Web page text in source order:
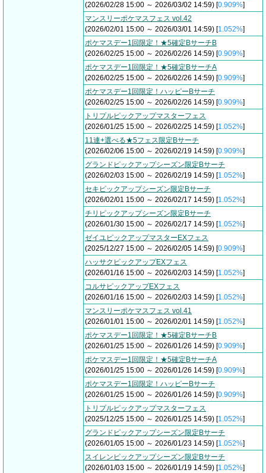
(2026/02/28 15:00 ～ 2026/03/02 14:59) [0.909%]
マンスリーポケマスフェス vol.42
(2026/02/01 15:00 ～ 2026/03/01 14:59) [1.052%]
ポケマスデー1回限定！★5確定BサーチB
(2026/02/25 15:00 ～ 2026/02/26 14:59) [0.909%]
ポケマスデー1回限定！★5確定BサーチA
(2026/02/25 15:00 ～ 2026/02/26 14:59) [0.909%]
ポケマスデー1回限定！ハッピーBサーチ
(2026/02/25 15:00 ～ 2026/02/26 14:59) [0.909%]
トリプルピックアップマスターフェス
(2026/01/25 15:00 ～ 2026/02/25 14:59) [1.052%]
11連+選べる★5フェス限定Bサーチ
(2026/02/06 15:00 ～ 2026/02/19 14:59) [0.909%]
グランドピックアップシーズン限定Bサーチ
(2026/02/03 15:00 ～ 2026/02/19 14:59) [1.052%]
セキピックアップシーズン限定Bサーチ
(2026/02/01 15:00 ～ 2026/02/17 14:59) [1.052%]
チリピックアップシーズン限定Bサーチ
(2026/01/30 15:00 ～ 2026/02/17 14:59) [1.052%]
ゼイユピックアップマスターEXフェス
(2025/12/27 15:00 ～ 2026/02/05 14:59) [0.909%]
ハッサクピックアップEXフェス
(2026/01/16 15:00 ～ 2026/02/03 14:59) [1.052%]
コルサピックアップEXフェス
(2026/01/16 15:00 ～ 2026/02/03 14:59) [1.052%]
マンスリーポケマスフェス vol.41
(2026/01/01 15:00 ～ 2026/02/01 14:59) [1.052%]
ポケマスデー1回限定！★5確定BサーチB
(2026/01/25 15:00 ～ 2026/01/26 14:59) [0.909%]
ポケマスデー1回限定！★5確定BサーチA
(2026/01/25 15:00 ～ 2026/01/26 14:59) [0.909%]
ポケマスデー1回限定！ハッピーBサーチ
(2026/01/25 15:00 ～ 2026/01/26 14:59) [0.909%]
トリプルピックアップマスターフェス
(2025/12/25 15:00 ～ 2026/01/25 14:59) [1.052%]
グランドピックアップシーズン限定Bサーチ
(2026/01/05 15:00 ～ 2026/01/23 14:59) [1.052%]
スイレンピックアップシーズン限定Bサーチ
(2026/01/03 15:00 ～ 2026/01/19 14:59) [1.052%]